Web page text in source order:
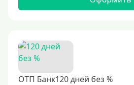
ОТП Банк120 дней без %